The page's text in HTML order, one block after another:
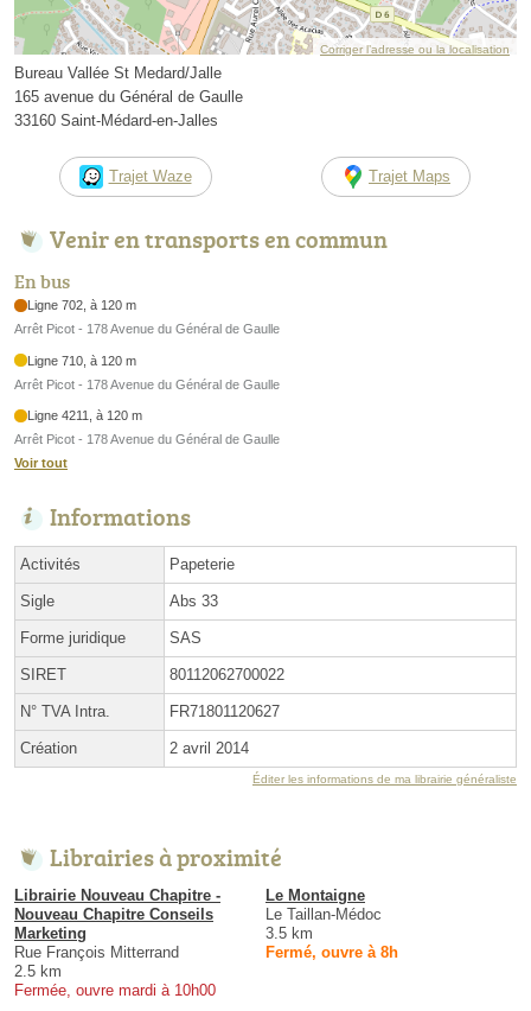
Corriger l’adresse ou la localisation
Bureau Vallée St Medard/Jalle
165 avenue du Général de Gaulle
33160 Saint-Médard-en-Jalles
Trajet Waze Trajet Maps
Venir en transports en commun
En bus
Ligne 702, à 120 m
Arrêt Picot - 178 Avenue du Général de Gaulle
Ligne 710, à 120 m
Arrêt Picot - 178 Avenue du Général de Gaulle
Ligne 4211, à 120 m
Arrêt Picot - 178 Avenue du Général de Gaulle
Voir tout
Informations
Activités Papeterie
Sigle Abs 33
Forme juridique SAS
SIRET 80112062700022
N° TVA Intra. FR71801120627
Création 2 avril 2014
Éditer les informations de ma librairie généraliste
Librairies à proximité
Librairie Nouveau Chapitre -
Nouveau Chapitre Conseils
Marketing
Rue François Mitterrand
2.5 km
Fermée, ouvre mardi à 10h00
Le Montaigne
Le Taillan-Médoc
3.5 km
Fermé, ouvre à 8h